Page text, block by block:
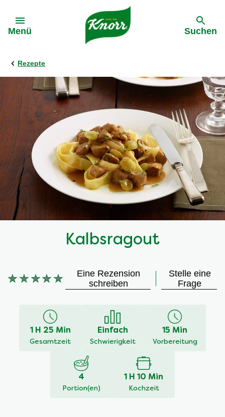
Menü Suchen
Rezepte
Kalbsragout
Keine
abgegeben
Eine Rezension
schreiben
Stelle eine
Frage
1 H 25 Min
Gesamtzeit
Einfach
Schwierigkeit
15 Min
Vorbereitung
4
Portion(en)
1 H 10 Min
Kochzeit